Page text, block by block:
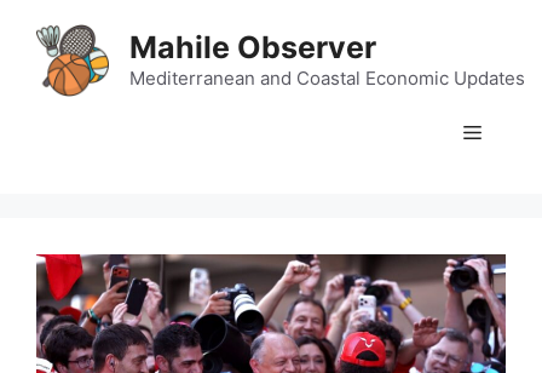
content
Mahile Observer
Mediterranean and Coastal Economic Updates
Menu